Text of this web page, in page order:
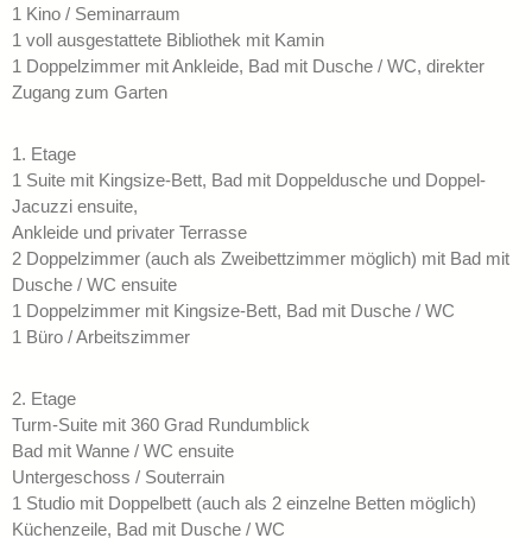
1 Kino / Seminarraum
1 voll ausgestattete Bibliothek mit Kamin
1 Doppelzimmer mit Ankleide, Bad mit Dusche / WC, direkter
Zugang zum Garten
1. Etage
1 Suite mit Kingsize-Bett, Bad mit Doppeldusche und Doppel-
Jacuzzi ensuite,
Ankleide und privater Terrasse
2 Doppelzimmer (auch als Zweibettzimmer möglich) mit Bad mit
Dusche / WC ensuite
1 Doppelzimmer mit Kingsize-Bett, Bad mit Dusche / WC
1 Büro / Arbeitszimmer
2. Etage
Turm-Suite mit 360 Grad Rundumblick
Bad mit Wanne / WC ensuite
Untergeschoss / Souterrain
1 Studio mit Doppelbett (auch als 2 einzelne Betten möglich)
Küchenzeile, Bad mit Dusche / WC